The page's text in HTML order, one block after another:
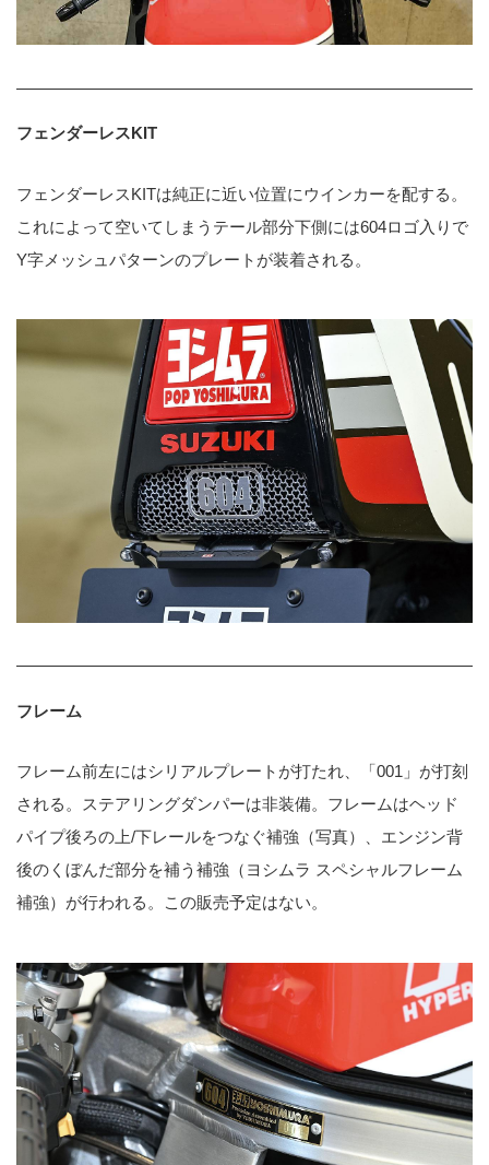
フェンダーレスKIT
フェンダーレスKITは純正に近い位置にウインカーを配する。
これによって空いてしまうテール部分下側には604ロゴ入りで
Y字メッシュパターンのプレートが装着される。
フレーム
フレーム前左にはシリアルプレートが打たれ、「001」が打刻
される。ステアリングダンパーは非装備。フレームはヘッド
パイプ後ろの上/下レールをつなぐ補強（写真）、エンジン背
後のくぼんだ部分を補う補強（ヨシムラ スペシャルフレーム
補強）が行われる。この販売予定はない。